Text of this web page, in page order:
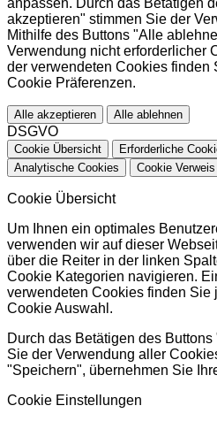
akzeptieren" stimmen Sie der
Mithilfe des Buttons "Alle
Verwendung nicht erforderlicher
der verwendeten Cookies finden
Cookie Präferenzen.
Alle akzeptieren Alle ablehnen
DSGVO
Cookie Übersicht Erforderliche
Analytische Cookies
Cookie Verweis
Cookie Übersicht
Um Ihnen ein optimales
verwenden wir auf dieser
über die Reiter in der linken
Cookie Kategorien navigieren.
verwendeten Cookies finden Sie
Cookie Auswahl.
Durch das Betätigen des
Sie der Verwendung aller
"Speichern", übernehmen Sie
Cookie Einstellungen